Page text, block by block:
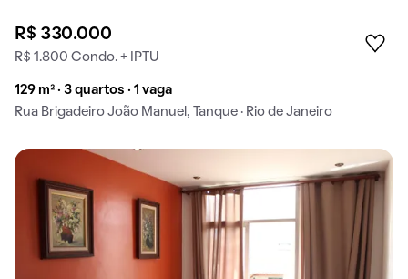
R$ 330.000
R$ 1.800 Condo. + IPTU
129 m² · 3 quartos · 1 vaga
Rua Brigadeiro João Manuel, Tanque · Rio de Janeiro